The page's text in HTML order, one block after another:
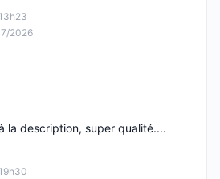
2026
la description, super qualité....